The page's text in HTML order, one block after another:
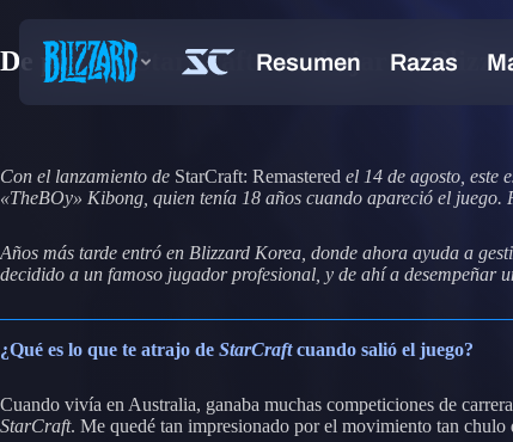
De pro del StarCraft a trabajar en
Con el lanzamiento de StarCraft: Remastered el 14 de agosto, este
«TheBOy» Kibong, quien tenía 18 años cuando apareció el juego.
Años más tarde entró en Blizzard Korea, donde ahora ayuda a
decidido a un famoso jugador profesional, y de ahí a desempeñar
¿Qué es lo que te atrajo de StarCraftcuando salió el juego?
Cuando vivía en Australia, ganaba muchas competiciones de
StarCraft. Me quedé tan impresionado por el movimiento tan